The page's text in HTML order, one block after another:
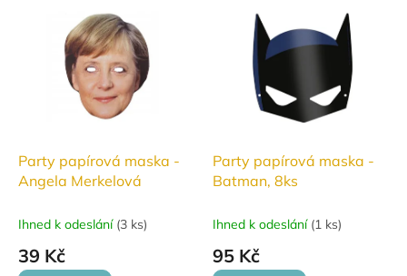
Party papírová maska -
Angela Merkelová
Ihned k odeslání (3 ks)
39 Kč
Party papírová maska -
Batman, 8ks
Ihned k odeslání (1 ks)
95 Kč